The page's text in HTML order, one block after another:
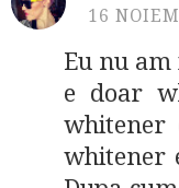
16
Eu nu
e doar
whitener
whitener